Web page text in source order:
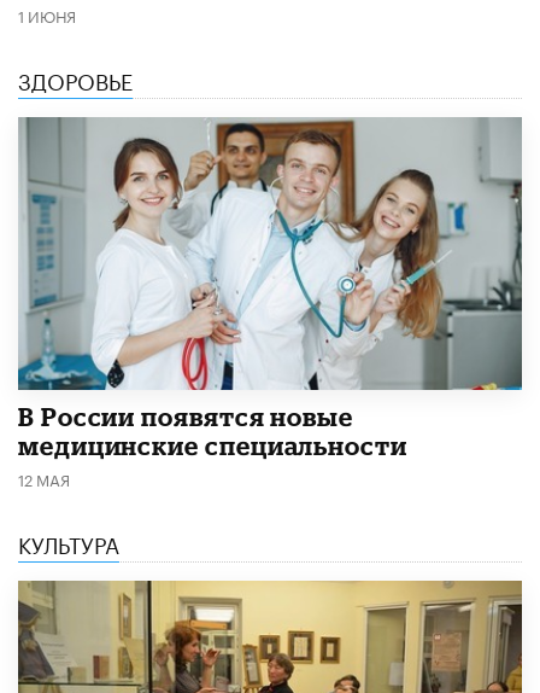
1 ИЮНЯ
ЗДОРОВЬЕ
В России появятся новые
медицинские специальности
12 МАЯ
КУЛЬТУРА